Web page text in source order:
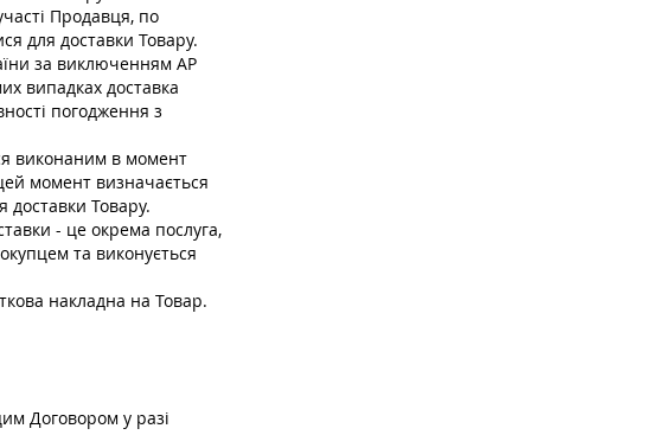
Продавця, по
для доставки Товару.
за виключенням АР
випадках доставка
погодження з
виконаним в момент
момент визначається
доставки Товару.
- це окрема послуга,
та виконується
накладна на Товар.
Договором у разі